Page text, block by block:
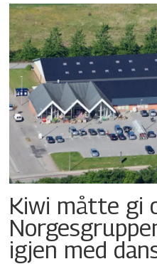
Kiwi måtte gi
igjen med